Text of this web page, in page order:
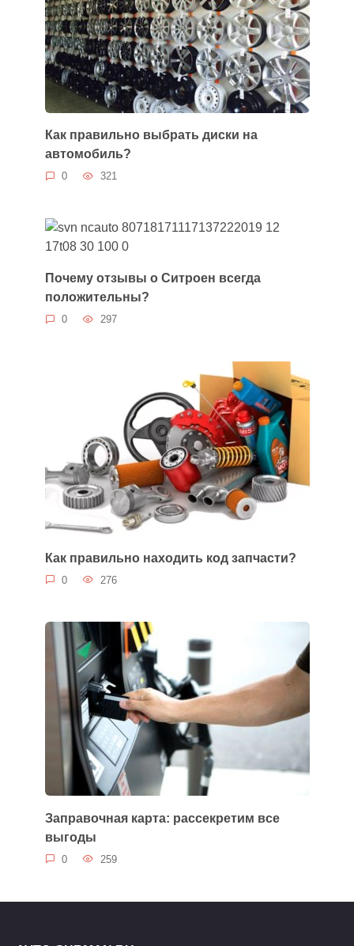
Как правильно выбрать диски на
автомобиль?
0 321
Почему отзывы о Ситроен всегда
положительны?
0 297
Как правильно находить код запчасти?
0 276
Заправочная карта: рассекретим все
выгоды
0 259